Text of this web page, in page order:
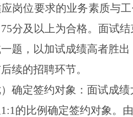
岗位要求的业务素质与
75分及以上为合格。 面试
题，以加试成绩高者胜
续的招聘环节。
确定签约对象： 面试成绩
1:1的比例确定签约对象。 由